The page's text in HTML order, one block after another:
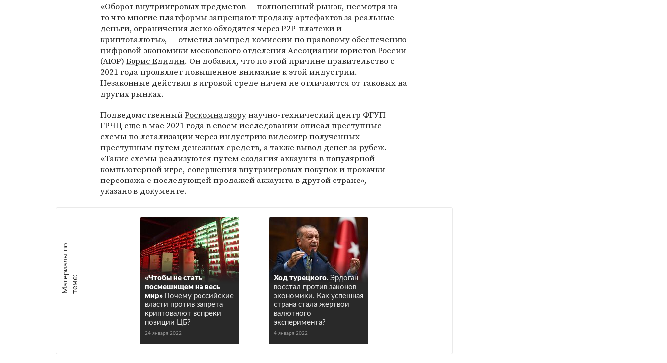
«Оборот внутриигровых предметов — полноценный рынок, несмотря на
то что многие платформы запрещают продажу артефактов за реальные
деньги, ограничения легко обходятся через P2P-платежи и
криптовалюты», — отметил зампред комиссии по правовому обеспечению
цифровой экономики московского отделения Ассоциации юристов России
(АЮР) Борис Едидин. Он добавил, что по этой причине правительство с
2021 года проявляет повышенное внимание к этой индустрии.
Незаконные действия в игровой среде ничем не отличаются от таковых на
других рынках.
ПодведомственныйРоскомнадзорунаучно-технический центр ФГУП
ГРЧЦ еще в мае 2021 года в своем исследовании описал преступные
схемы по легализации через индустрию видеоигр полученных
преступным путем денежных средств, а также вывод денег за рубеж.
«Такие схемы реализуются путем создания аккаунта в популярной
компьютерной игре, совершения внутриигровых покупок и прокачки
персонажа с последующей продажей аккаунта в другой стране», —
указано в документе.
М
а
т е
р
и
а
л
ы
п
о
т
е
м
е :
«Чтобы не стать
посмешищем на весь
мир»
Почему российские
власти против запрета
криптовалют вопреки
позиции ЦБ?
24 января 2022
Ход турецкого. Эрдоган
восстал против законов
экономики. Как успешная
страна стала жертвой
валютного
эксперимента?
4 января 2022